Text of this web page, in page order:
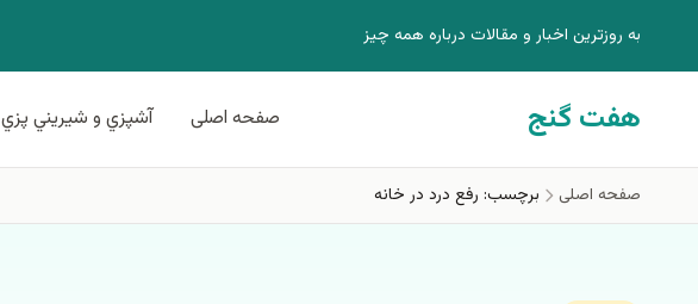
به روزترين اخبار و مقالات درباره همه چيز
هفت گنج صفحه اصلی آشپزي و شيريني پزي
صفحه اصلی برچسب: رفع درد در خانه